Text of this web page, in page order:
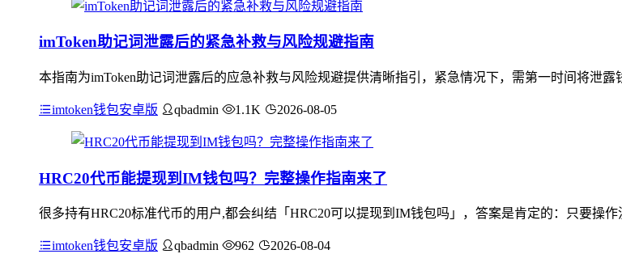
imToken助记词泄露后的紧急补救与风险规避指南
本指南为imToken助记词泄露后的应急补救与风险规避提供清晰指引，紧急情况下，需第一时间将泄
imtoken钱包安卓版 qbadmin 1.1K 2026-08-05
HRC20代币能提现到IM钱包吗？完整操作指南来了
很多持有HRC20标准代币的用户,都会纠结「HRC20可以提现到IM钱包吗」，答案是肯定的：只要操
imtoken钱包安卓版 qbadmin 962 2026-08-04